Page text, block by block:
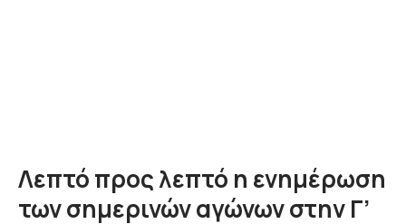
Λεπτό προς λεπτό η ενημέρωση
των σημερινών αγώνων στην Γ’